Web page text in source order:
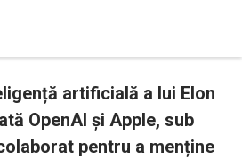
artificială a lui Elon
OpenAI și Apple, sub
pentru a menține